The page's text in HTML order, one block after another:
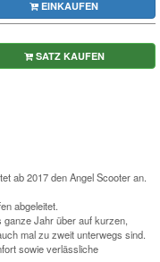
EINKAUFEN
SATZ KAUFEN
ab 2017 den Angel Scooter an.
abgeleitet.
ganze Jahr über auf kurzen,
mal zu zweit unterwegs sind.
sowie verlässliche